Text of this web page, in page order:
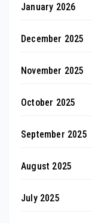
January 2026
December 2025
November 2025
October 2025
September 2025
August 2025
July 2025